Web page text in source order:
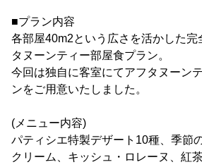
■プラン内容
各部屋40m2という広さを活かした完
タヌーンティー部屋食プラン。
今回は独自に客室にてアフタヌーン
ンをご用意いたしました。
(メニュー内容)
パティシエ特製デザート10種、季節
クリーム、キッシュ・ロレーヌ、紅